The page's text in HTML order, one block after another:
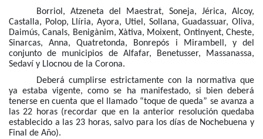
Borriol, Atzeneta del Maestrat, Soneja, Jérica, Alcoy,
Castalla, Polop, Llíria, Ayora, Utiel, Sollana, Guadassuar, Oliva,
Daimús, Canals, Benigànim, Xàtiva, Moixent, Ontinyent, Cheste,
Sinarcas, Anna, Quatretonda, Bonrepós i Mirambell, y del
conjunto de municipios de Alfafar, Benetusser, Massanassa,
Sedaví y Llocnou de la Corona.
Deberá cumplirse estrictamente con la normativa que
ya estaba vigente, como se ha manifestado, si bien deberá
tenerse en cuenta que el llamado “toque de queda” se avanza a
las 22 horas (recordar que en la anterior resolución quedaba
establecido a las 23 horas, salvo para los días de Nochebuena y
Final de Año).